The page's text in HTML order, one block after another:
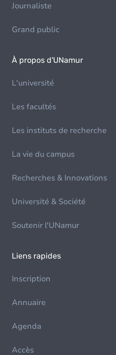
Journaliste
Grand public
À propos d'UNamur
L'université
Les facultés
Les instituts de recherche
La vie du campus
Recherches & Innovations
Université & Société
Soutenir l'UNamur
Liens rapides
Inscription
Annuaire
Agenda
Accès